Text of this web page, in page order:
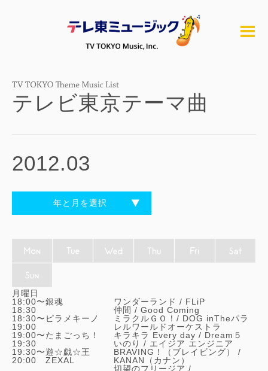
テレビ東京テーマ曲
2012.03
年と月を選択
月曜日
18:00〜
18:30
銀魂 ワンダーランド / FLiP
仲間 / Good Coming
18:30〜
19:00
ピラメキーノ ミラクルＧＯ！/ DOG inTheパラ
レルワールドオーケストラ
19:00〜
19:30
たまごっち！ キラキラ Every day / Dream５
いのり / エイジア エンジニア
19:30〜
20:00
遊☆戯☆王
ZEXAL
BRAVING！（ブレイビング） /
KANAN（カナン）
切望のフリージア /